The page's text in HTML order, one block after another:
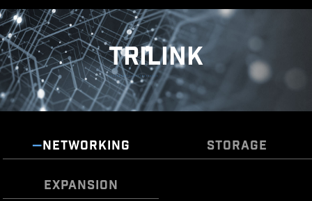
Lean more
COMBO FAN HEADER
component, functioning as both a pump and or fan
header. The header will automatically detects
whether it is either pump or PWM/DC fan, with it's
distinctive gray color ensuring easy identification
Frozr AI Cooling ระบบตรวจจับอุณหภูมิ CPU และ GPU
อัจฉริยะ ปรับระดับความเร็วพัดลมระบบให้อัตโนมัติ เพื่อคง
ประสิทธิภาพการทำงานในระดับสูงสุด
TRILINK
NETWORKING STORAGE
EXPANSION